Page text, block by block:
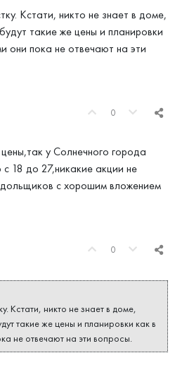
Кстати, никто не знает в доме,
такие же цены и планировки
они пока не отвечают на эти
0
у Солнечного города
18 до 27,никакие акции не
с хорошим вложением
0
Кстати, никто не знает в доме,
такие же цены и планировки как в
не отвечают на эти вопросы.